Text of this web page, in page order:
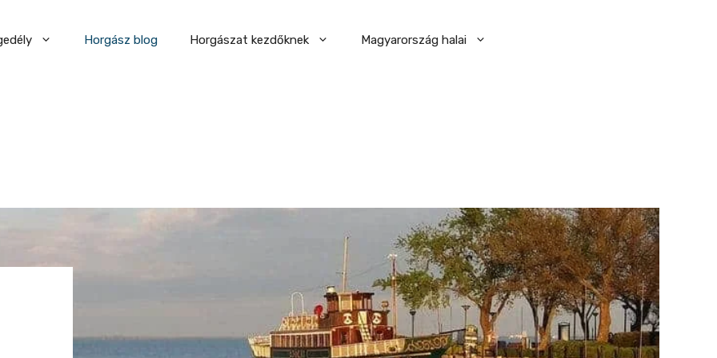
Horgász blog Horgászat kezdőknek Magyarország halai